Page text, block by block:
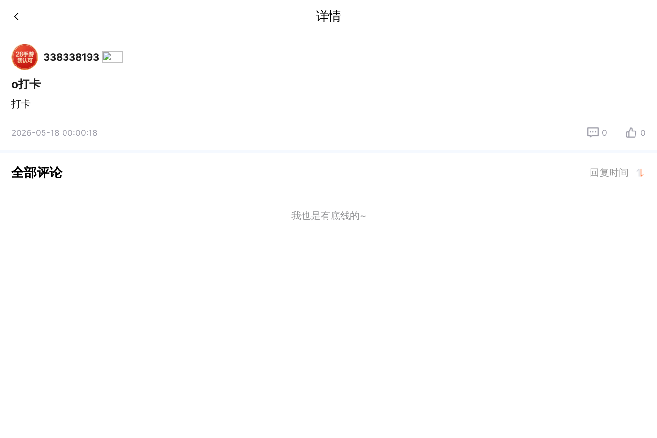
详情
338338193
o打卡
打卡
2026-05-18 00:00:18 0 0
全部评论 回复时间
我也是有底线的~